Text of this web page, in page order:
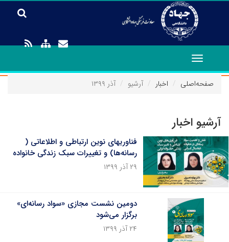
Toggle
navigation
صفحه‌اصلی
اخبار آرشیو آذر ۱۳۹۹
آرشیو اخبار
فناوریهای نوین ارتباطی و اطلاعاتی (
رسانه‌ها) و تغییرات سبک زندگی خانواده
۲۹ آذر ۱۳۹۹
دومین نشست مجازی «سواد رسانه‌ای»
برگزار می‌شود
۲۴ آذر ۱۳۹۹